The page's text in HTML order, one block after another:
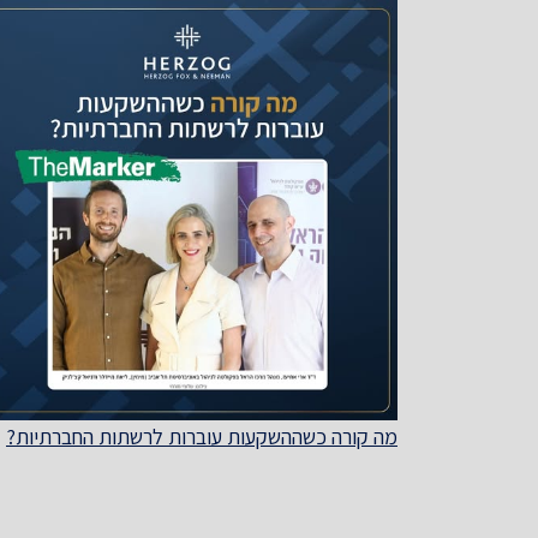
מה קורה כשההשקעות עוברות לרשתות החברתיות?